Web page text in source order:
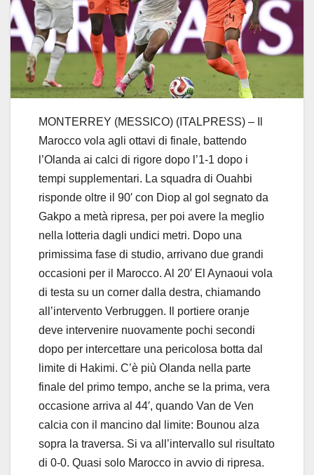
MONTERREY (MESSICO) (ITALPRESS) – Il
Marocco vola agli ottavi di finale, battendo
l’Olanda ai calci di rigore dopo l’1-1 dopo i
tempi supplementari. La squadra di Ouahbi
risponde oltre il 90′ con Diop al gol segnato da
Gakpo a metà ripresa, per poi avere la meglio
nella lotteria dagli undici metri. Dopo una
primissima fase di studio, arrivano due grandi
occasioni per il Marocco. Al 20′ El Aynaoui vola
di testa su un corner dalla destra, chiamando
all’intervento Verbruggen. Il portiere oranje
deve intervenire nuovamente pochi secondi
dopo per intercettare una pericolosa botta dal
limite di Hakimi. C’è più Olanda nella parte
finale del primo tempo, anche se la prima, vera
occasione arriva al 44′, quando Van de Ven
calcia con il mancino dal limite: Bounou alza
sopra la traversa. Si va all’intervallo sul risultato
di 0-0. Quasi solo Marocco in avvio di ripresa.